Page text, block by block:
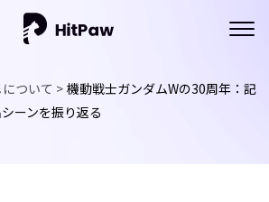
ついて >機動戦士ガンダムWの30周年：記
ーンを振り返る